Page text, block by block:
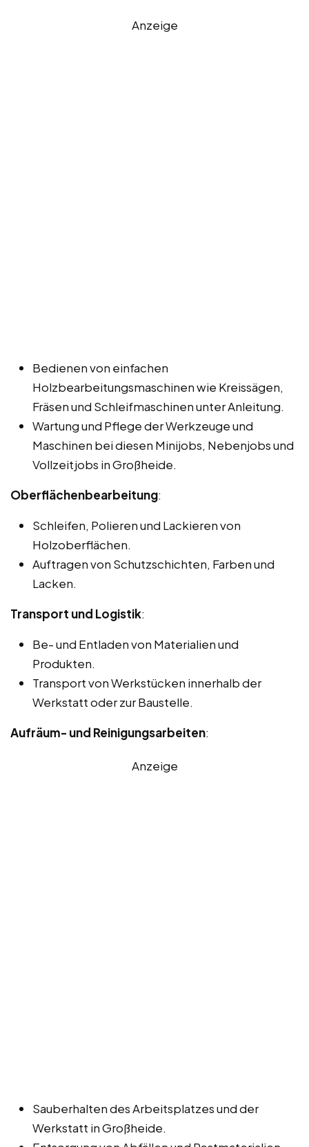
Anzeige
Bedienen von einfachen
Holzbearbeitungsmaschinen wie Kreissägen,
Fräsen und Schleifmaschinen unter Anleitung.
Wartung und Pflege der Werkzeuge und
Maschinen bei diesen Minijobs, Nebenjobs und
Vollzeitjobs in Großheide.
Oberflächenbearbeitung:
Schleifen, Polieren und Lackieren von
Holzoberflächen.
Auftragen von Schutzschichten, Farben und
Lacken.
Transport und Logistik:
Be- und Entladen von Materialien und
Produkten.
Transport von Werkstücken innerhalb der
Werkstatt oder zur Baustelle.
Aufräum- und Reinigungsarbeiten:
Anzeige
Sauberhalten des Arbeitsplatzes und der
Werkstatt in Großheide.